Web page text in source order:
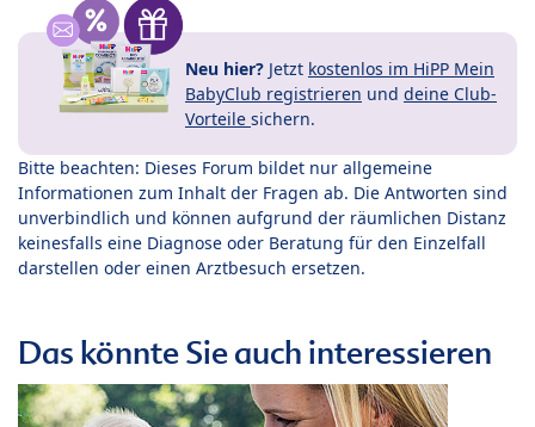
Neu hier? Jetzt kostenlos im HiPP Mein
BabyClub registrieren und deine Club-
Vorteile sichern.
Bitte beachten: Dieses Forum bildet nur allgemeine
Informationen zum Inhalt der Fragen ab. Die Antworten sind
unverbindlich und können aufgrund der räumlichen Distanz
keinesfalls eine Diagnose oder Beratung für den Einzelfall
darstellen oder einen Arztbesuch ersetzen.
Das könnte Sie auch interessieren